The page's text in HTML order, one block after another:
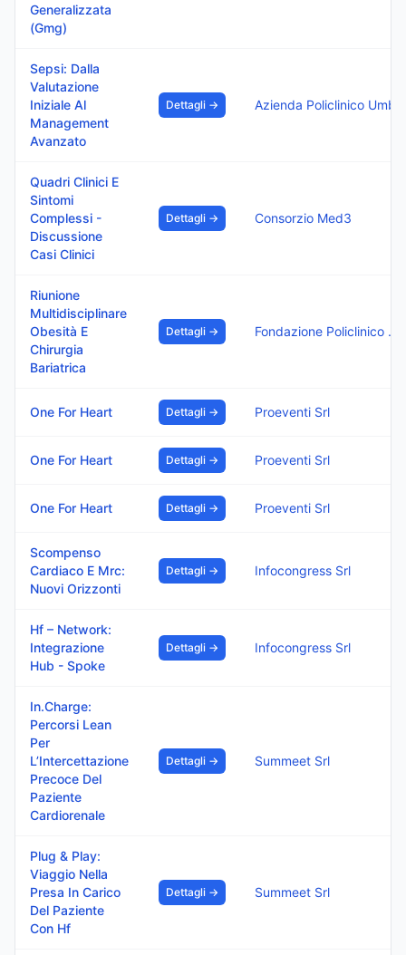
Generalizzata
(Gmg)
Sepsi: Dalla
Valutazione
Iniziale Al
Management
Avanzato
Dettagli →
Quadri Clinici E
Sintomi
Complessi -
Discussione
Casi Clinici
Dettagli → Consorzio Med3
Riunione
Multidisciplinare
Obesità E
Chirurgia
Bariatrica
Dettagli → Fondazione Policlinico Di Monza
One For Heart Dettagli → Proeventi Srl
One For Heart Dettagli → Proeventi Srl
One For Heart Dettagli → Proeventi Srl
Scompenso
Cardiaco E Mrc:
Nuovi Orizzonti
Dettagli → Infocongress Srl
Hf – Network:
Integrazione
Hub - Spoke
Dettagli → Infocongress Srl
In.Charge:
Percorsi Lean
Per
L’Intercettazione
Precoce Del
Paziente
Cardiorenale
Dettagli → Summeet Srl
Plug & Play:
Viaggio Nella
Presa In Carico
Del Paziente
Con Hf
Dettagli → Summeet Srl